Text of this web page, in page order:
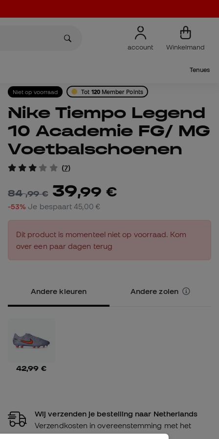
account Winkelmand
Tenues
Niet op voorraad Tot 120Member Points
Nike Tiempo Legend
10 Academie FG/ MG
Voetbalschoenen
(7)
84,99 € 39,99 €
-53% Je bespaart45,00 €
Dit product is momenteel niet op voorraad. Kom
over een paar dagen terug
Andere kleuren Andere zolen
42,99 €
Wij verzenden je bestelling naar Netherlands
Verzendkosten in overeenstemming met het